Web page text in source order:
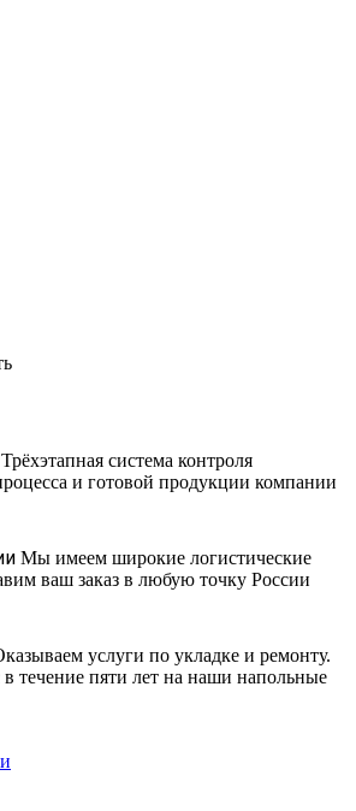
Трёхэтапная система контроля
и готовой продукции компании
Мы имеем широкие логистические
ваш заказ в любую точку России
услуги по укладке и ремонту.
течение пяти лет на наши напольные